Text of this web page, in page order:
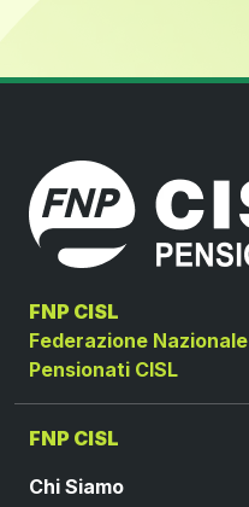
FNP CISL
Federazione Nazionale
Pensionati CISL
FNP CISL
Chi Siamo